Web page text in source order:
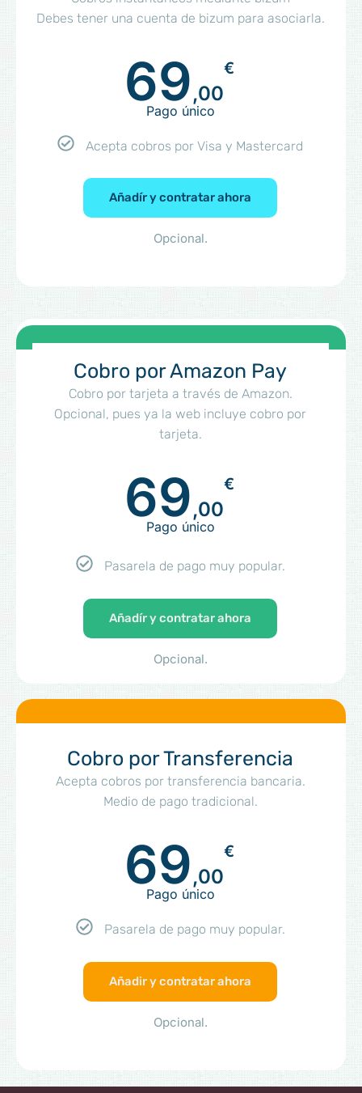
Debes tener una cuenta de bizum para asociarla.
69,00
€
Pago único
Acepta cobros por Visa y Mastercard
Añadír y contratar ahora
Opcional.
Cobro por Amazon Pay
Cobro por tarjeta a través de Amazon.
Opcional, pues ya la web incluye cobro por
tarjeta.
69,00
€
Pago único
Pasarela de pago muy popular.
Añadír y contratar ahora
Opcional.
Cobro por Transferencia
Acepta cobros por transferencia bancaria.
Medio de pago tradicional.
69,00
€
Pago único
Pasarela de pago muy popular.
Añadir y contratar ahora
Opcional.